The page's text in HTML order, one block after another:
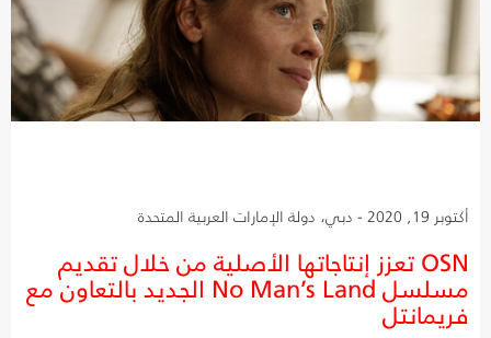
أكتوبر 19, 2020 - دبي، دولة الإمارات العربية المتحدة
OSN تعزز إنتاجاتها الأصلية من خلال تقديم
مسلسل No Man’s Land الجديد بالتعاون مع
فريمانتل